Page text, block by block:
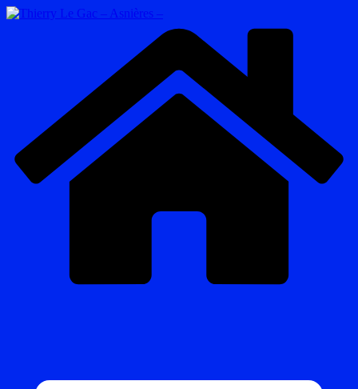
Passer